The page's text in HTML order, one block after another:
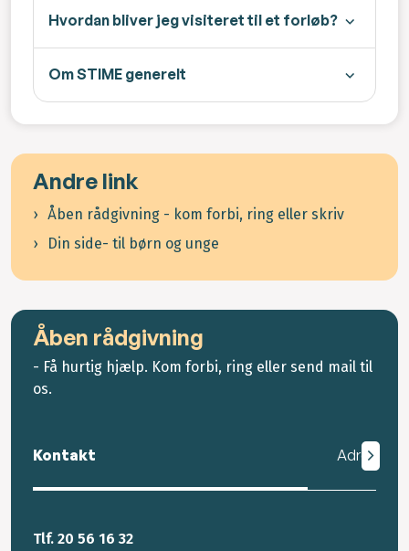
Hvordan bliver jeg visiteret til et forløb?
Om STIME generelt
Andre link
Åben rådgivning - kom forbi, ring eller skriv
Din side- til børn og unge
Åben rådgivning
- Få hurtig hjælp. Kom forbi, ring eller send mail til
os.
Kontakt Adresse
Tlf. 20 56 16 32